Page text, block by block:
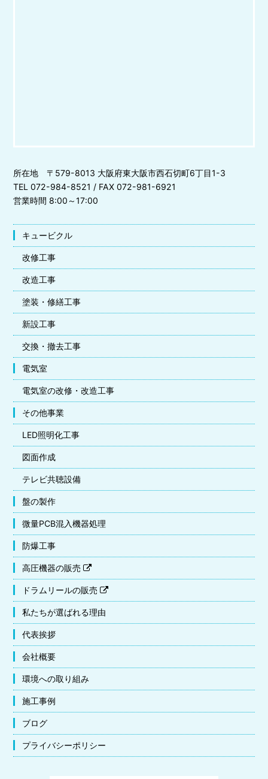
所在地 〒579-8013 大阪府東大阪市西石切町6丁目1-3
TEL 072-984-8521 / FAX 072-981-6921
営業時間 8:00～17:00
キュービクル
改修工事
改造工事
塗装・修繕工事
新設工事
交換・撤去工事
電気室
電気室の改修・改造工事
その他事業
LED照明化工事
図面作成
テレビ共聴設備
盤の製作
微量PCB混入機器処理
防爆工事
高圧機器の販売
ドラムリールの販売
私たちが選ばれる理由
代表挨拶
会社概要
環境への取り組み
施工事例
ブログ
プライバシーポリシー